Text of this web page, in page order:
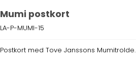
Mumi postkort
LA-P-MUMI-15
Postkort med Tove Janssons Mumitrolde.